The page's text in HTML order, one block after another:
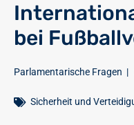
bei
Parlamentarische Fragen |
Sicherheit und